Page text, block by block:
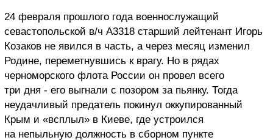
24 февраля прошлого года военнослужащий
севастопольской в/ч А3318 старший лейтенант Игорь
Козаков не явился в часть, а через месяц изменил
Родине, переметнувшись к врагу. Но в рядах
черноморского флота России он провел всего
три дня - его выгнали с позором за пьянку. Тогда
неудачливый предатель покинул оккупированный
Крым и «всплыл» в Киеве, где устроился
на непыльную должность в сборном пункте